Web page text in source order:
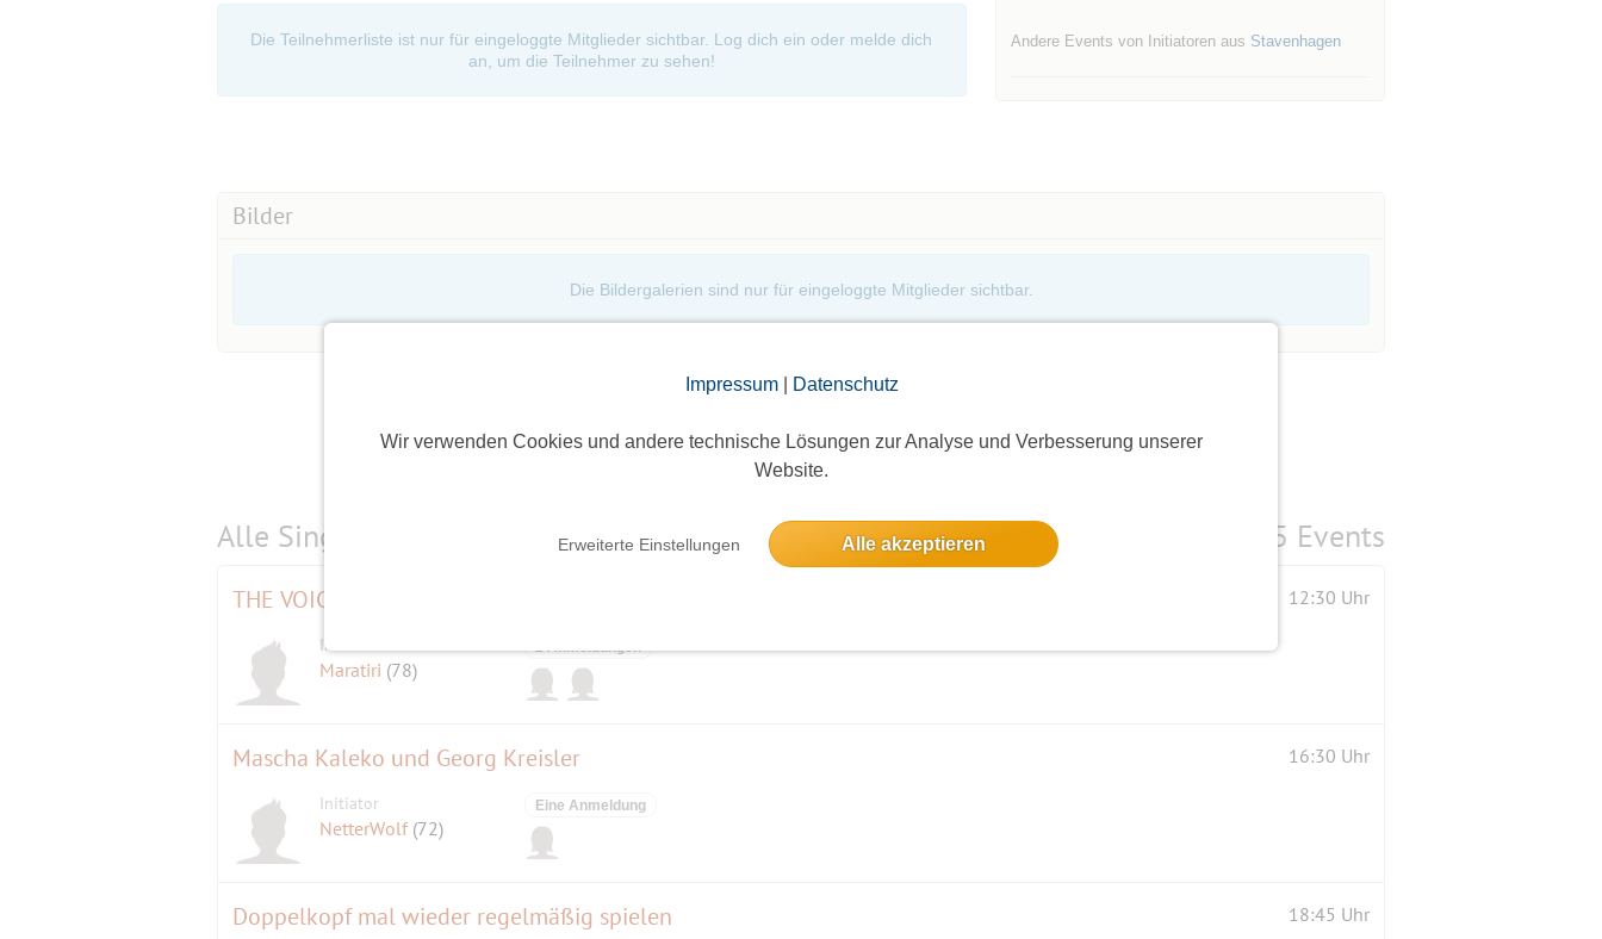
Impressum| Datenschutz
Wir verwenden Cookies und andere technische Lösungen zur Analyse und Verbesserung unserer
Website.
Erweiterte Einstellungen Alle akzeptieren
Die Teilnehmerliste ist nur für eingeloggte Mitglieder sichtbar. Log dich ein oder melde dich
an, um die Teilnehmer zu sehen!
Andere Events von Initiatoren aus Stavenhagen
Bilder
Die Bildergalerien sind nur für eingeloggte Mitglieder sichtbar.
Alle Single-Events am selben Tag 5 Events
THE VOICE Senior (Aufzeichnung)die Sing Offs 12:30 Uhr
Initiator
Maratiri (78)
2 Anmeldungen
Mascha Kaleko und Georg Kreisler 16:30 Uhr
Initiator
NetterWolf (72)
Eine Anmeldung
Doppelkopf mal wieder regelmäßig spielen 18:45 Uhr